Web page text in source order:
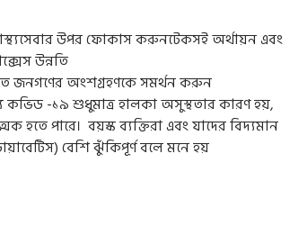
উপর ফোকাস করুনটেকসই অর্থায়ন এবং
উন্নতি
জনগণের অংশগ্রহণকে সমর্থন করুন
কভিড -১৯ শুধুমাত্র হালকা অসুস্থতার কারণ হয়,
পারে। বয়স্ক ব্যক্তিরা এবং যাদের বিদ্যমান
বেশি ঝুঁকিপূর্ণ বলে মনে হয়